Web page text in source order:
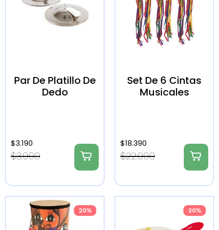
Par De Platillo De
Dedo
$3.990
$3.190
Set De 6 Cintas
Musicales
$22.990
$18.390
20% 20%